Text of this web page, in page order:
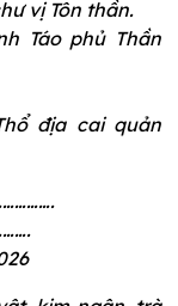
vị Tôn thần.
Táo phủ Thần
địa cai quản